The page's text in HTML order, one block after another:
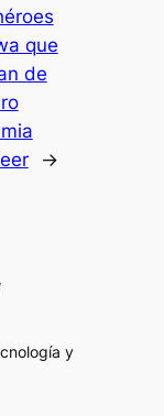
que
de
→
y